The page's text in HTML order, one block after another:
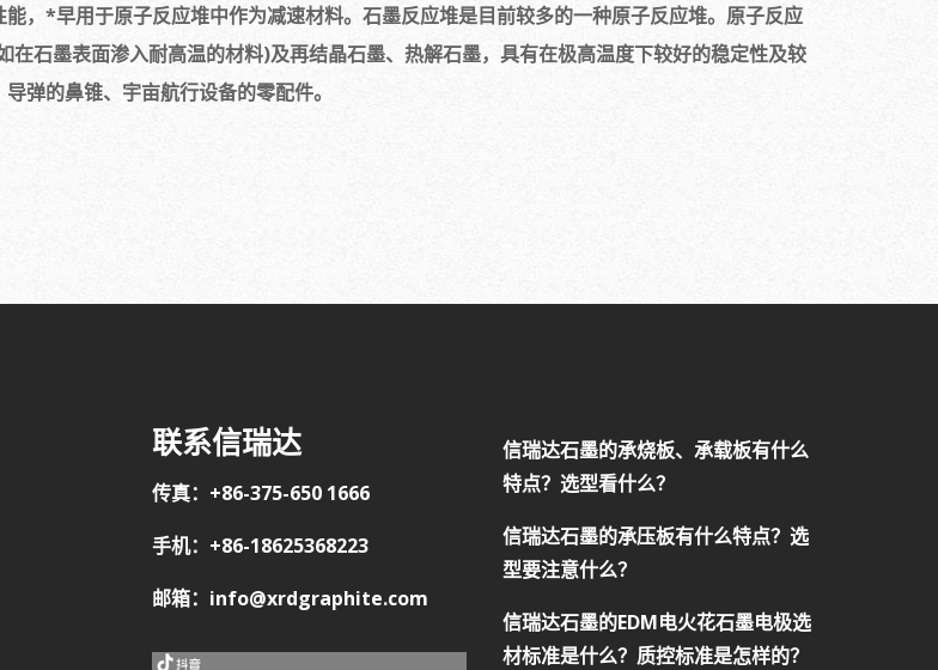
，*早用于原子反应堆中作为减速材料。石墨反应堆是目前较多的一种原子反应堆。原子反应
石墨表面渗入耐高温的材料)及再结晶石墨、热解石墨，具有在极高温度下较好的稳定性及较
弹的鼻锥、宇亩航行设备的零配件。
联系信瑞达
传真：+86-375-650 1666
手机：+86-18625368223
邮箱：info@xrdgraphite.com
信瑞达石墨的承烧板、承载板有什么
特点？选型看什么？
信瑞达石墨的承压板有什么特点？选
型要注意什么？
信瑞达石墨的EDM电火花石墨电极选
材标准是什么？质控标准是怎样的？